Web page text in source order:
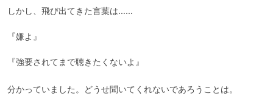
しかし、飛び出てきた言葉は……
『嫌よ』
『強要されてまで聴きたくないよ』
分かっていました。どうせ聞いてくれないであろうことは。